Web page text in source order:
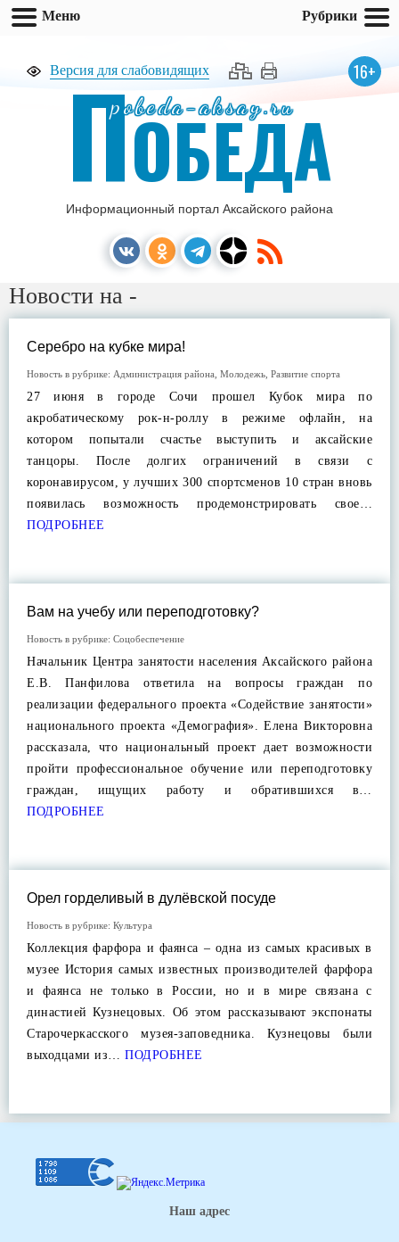
Версия для слабовидящих 16+
pobeda-aksay.ru
ПОБЕДА
Информационный портал Аксайского района
Новости на -
Серебро на кубке мира!
Новость в рубрике: Администрация района Молодежь Развитие спорта
27 июня в городе Сочи прошел Кубок мира по
акробатическому рок-н-роллу в режиме офлайн, на
котором попытали счастье выступить и аксайские
танцоры. После долгих ограничений в связи с
коронавирусом, у лучших 300 спортсменов 10 стран вновь
появилась возможность продемонстрировать свое…
ПОДРОБНЕЕ
Вам на учебу или переподготовку?
Новость в рубрике: Соцобеспечение
Начальник Центра занятости населения Аксайского района
Е.В. Панфилова ответила на вопросы граждан по
реализации федерального проекта «Содействие занятости»
национального проекта «Демография». Елена Викторовна
рассказала, что национальный проект дает возможности
пройти профессиональное обучение или переподготовку
граждан, ищущих работу и обратившихся в…
ПОДРОБНЕЕ
Орел горделивый в дулёвской посуде
Новость в рубрике: Культура
Коллекция фарфора и фаянса – одна из самых красивых в
музее История самых известных производителей фарфора
и фаянса не только в России, но и в мире связана с
династией Кузнецовых. Об этом рассказывают экспонаты
Старочеркасского музея-заповедника. Кузнецовы были
выходцами из… ПОДРОБНЕЕ
Наш адрес
Меню Рубрики